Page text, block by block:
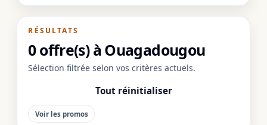
RÉSULTATS
0 offre(s) à Ouagadougou
Sélection filtrée selon vos critères actuels.
Tout réinitialiser
Voir les promos